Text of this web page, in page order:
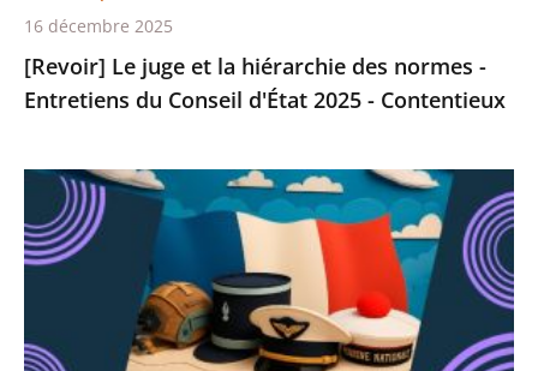
du
Conseil
d'État
Contentieux
[Revoir] Le juge et la hiérarchie des normes -
Entretiens du Conseil d'État 2025 - Contentieux
16 décembre 2025
[Revoir]
Le
militaire,
fonctionnaire"
comme